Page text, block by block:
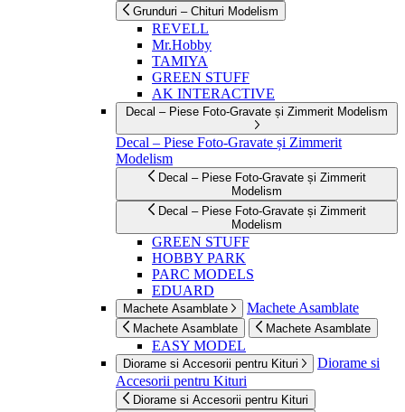
Grunduri – Chituri Modelism
REVELL
Mr.Hobby
TAMIYA
GREEN STUFF
AK INTERACTIVE
Decal – Piese Foto-Gravate și Zimmerit Modelism
Decal – Piese Foto-Gravate și Zimmerit
Modelism
Decal – Piese Foto-Gravate și Zimmerit
Modelism
Decal – Piese Foto-Gravate și Zimmerit
Modelism
GREEN STUFF
HOBBY PARK
PARC MODELS
EDUARD
Machete Asamblate Machete Asamblate
Machete Asamblate Machete Asamblate
EASY MODEL
Diorame si Accesorii pentru Kituri
Diorame si
Accesorii pentru Kituri
Diorame si Accesorii pentru Kituri